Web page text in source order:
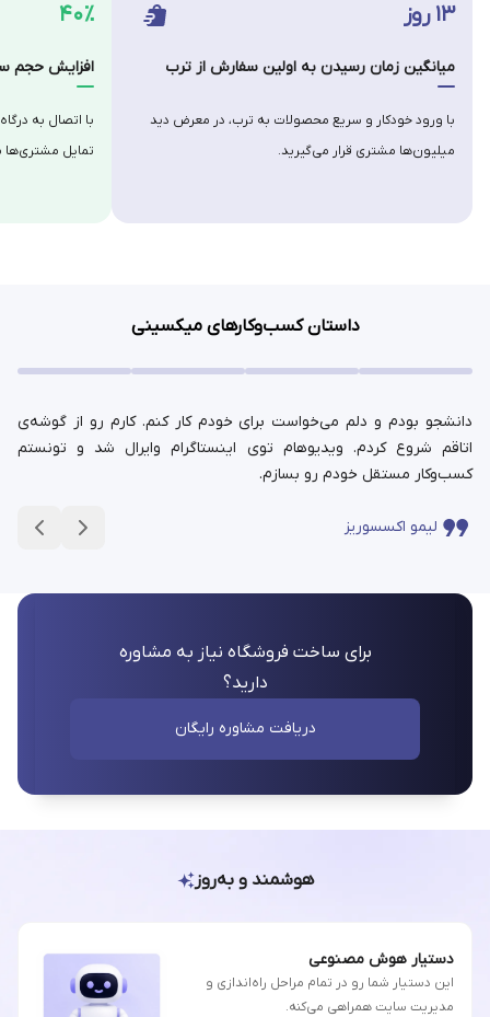
۴۰٪
افزایش حجم
با اتصال به
تمایل
۱۳ روز
میانگین زمان رسیدن به اولین سفارش از ترب
با ورود خودکار و سریع محصولات به ترب، در معرض دید
میلیون‌ها مشتری قرار می‌گیرید.
داستان کسب‌وکارهای میکسینی
دانشجو بودم و دلم می‌خواست برای خودم کار کنم. کارم رو از گوشه‌ی
اتاقم شروع کردم. ویدیوهام توی اینستاگرام وایرال شد و تونستم
کسب‌وکار مستقل خودم رو بسازم.
لیمو اکسسوریز
برای ساخت فروشگاه نیاز به مشاوره
دارید؟
دریافت مشاوره رایگان
هوشمند و به‌روز
دستیار هوش مصنوعی
این دستیار شما رو در تمام مراحل راه‌اندازی و
مدیریت سایت همراهی می‌کنه.